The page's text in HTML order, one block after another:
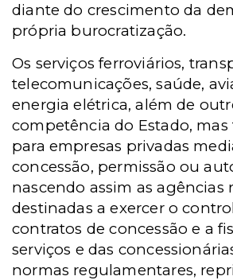
diante do crescimento da
própria burocratização.
Os serviços ferroviários,
telecomunicações, saúde,
energia elétrica, além de
competência do Estado, mas
para empresas privadas
concessão, permissão ou
nascendo assim as agências
destinadas a exercer o
contratos de concessão e a
serviços e das
normas regulamentares,